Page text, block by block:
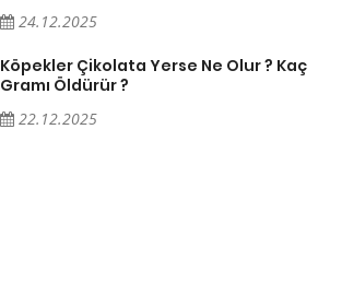
24.12.2025
Köpekler Çikolata Yerse Ne Olur ? Kaç
Gramı Öldürür ?
22.12.2025